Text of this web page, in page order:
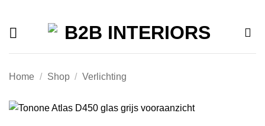
inhoud
Home / Shop / Verlichting